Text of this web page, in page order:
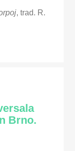
, trad. R.
Brno.